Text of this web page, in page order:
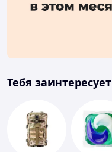
Тебя заинтересует